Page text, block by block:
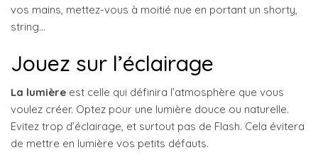
vos mains, mettez-vous à moitié nue en portant un shorty,
string…
Jouez sur l’éclairage
La lumière est celle qui définira l’atmosphère que vous
voulez créer. Optez pour une lumière douce ou naturelle.
Evitez trop d’éclairage, et surtout pas de Flash. Cela évitera
de mettre en lumière vos petits défauts.